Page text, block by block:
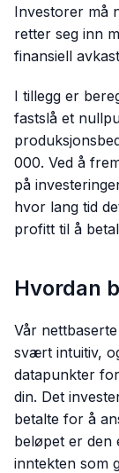
Investorer må
retter seg inn
finansiell
I tillegg er
fastslå et
000. Ved å
på
hvor lang tid
profitt til å
Hvordan
Vår
svært intuitiv,
datapunkter
din. Det
betalte for å
beløpet er den
inntekten som